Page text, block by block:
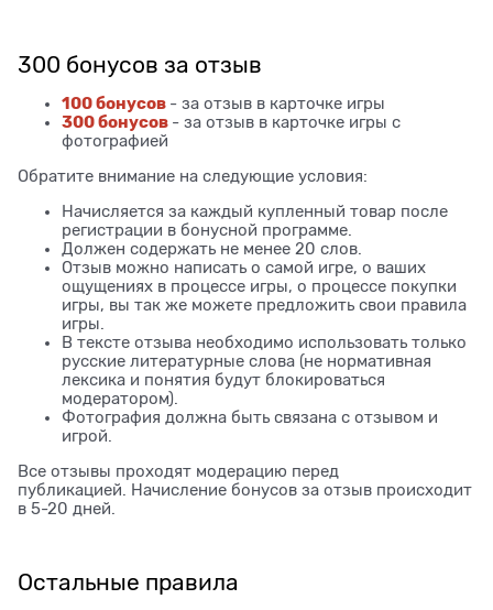
300 бонусов за отзыв
100 бонусов - за отзыв в карточке игры
300 бонусов - за отзыв в карточке игры с
фотографией
Обратите внимание на следующие условия:
Начисляется за каждый купленный товар после
регистрации в бонусной программе.
Должен содержать не менее 20 слов.
Отзыв можно написать о самой игре, о ваших
ощущениях в процессе игры, о процессе покупки
игры, вы так же можете предложить свои правила
игры.
В тексте отзыва необходимо использовать только
русские литературные слова (не нормативная
лексика и понятия будут блокироваться
модератором).
Фотография должна быть связана с отзывом и
игрой.
Все отзывы проходят модерацию перед
публикацией. Начисление бонусов за отзыв происходит
в 5-20 дней.
Остальные правила